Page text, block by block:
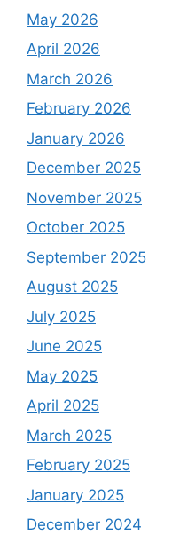
May 2026
April 2026
March 2026
February 2026
January 2026
December 2025
November 2025
October 2025
September 2025
August 2025
July 2025
June 2025
May 2025
April 2025
March 2025
February 2025
January 2025
December 2024